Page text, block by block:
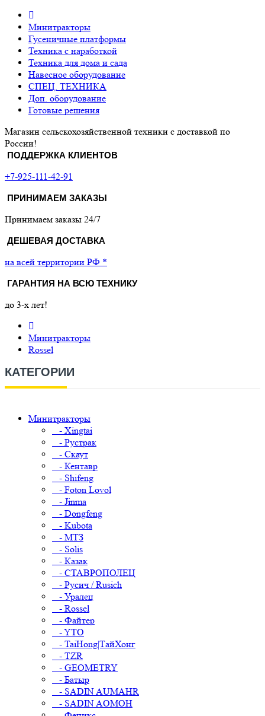
Минитракторы
Гусеничные платформы
Техника с наработкой
Техника для дома и сада
Навесное оборудование
СПЕЦ. ТЕХНИКА
Доп. оборудование
Готовые решения
Магазин сельскохозяйственной техники с доставкой по
России!
ПОДДЕРЖКА КЛИЕНТОВ
+7-925-111-42-91
ПРИНИМАЕМ ЗАКАЗЫ
Принимаем заказы 24/7
ДЕШЕВАЯ ДОСТАВКА
на всей территории РФ *
ГАРАНТИЯ НА ВСЮ ТЕХНИКУ
до 3-х лет!
Минитракторы
Rossel
КАТЕГОРИИ
Минитракторы
- Xingtai
- Рустрак
- Скаут
- Кентавр
- Shifeng
- Foton Lovol
- Jinma
- Dongfeng
- Kubota
- МТЗ
- Solis
- Казак
- СТАВРОПОЛЕЦ
- Русич / Rusich
- Уралец
- Rossel
- Файтер
- YTO
- TaiHong|ТайХонг
- TZR
- GEOMETRY
- Батыр
- SADIN AUMAHR
- SADIN AOMOH